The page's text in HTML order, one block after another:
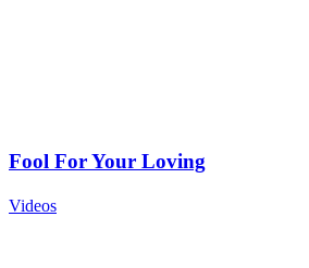
Fool For Your Loving
Videos